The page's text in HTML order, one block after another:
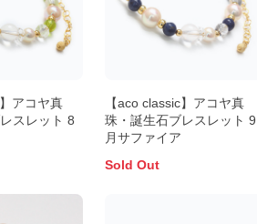
アコヤ真
スレット 8
【aco classic】アコヤ真
珠・誕生石ブレスレット 9
月サファイア
Sold Out